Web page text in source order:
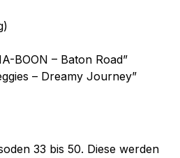
BOON – Baton Road”
– Dreamy Journey”
33 bis 50. Diese werden